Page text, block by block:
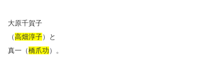
大原千賀子
（高畑淳子）と
真一（橋爪功）。